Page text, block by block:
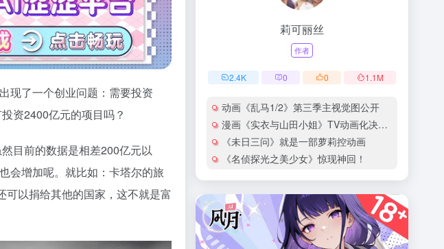
现了一个创业问题：需要投资
资2400亿元的项目吗？
目前的数据是相差200亿元以
会增加呢。就比如：卡塔尔的旅
以捐给其他的国家，这不就是富
莉可丽丝
作者
2.4K 0 0 1.1M
动画《乱马1/2》第三季主视觉图公开
漫画《实衣与山田小姐》TV动画化决定！
《未日三问》就是一部萝莉控动画
《名侦探光之美少女》惊现神回！